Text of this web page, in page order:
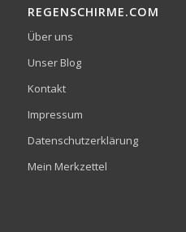
REGENSCHIRME.COM
Über uns
Unser Blog
Kontakt
Impressum
Datenschutzerklärung
Mein Merkzettel